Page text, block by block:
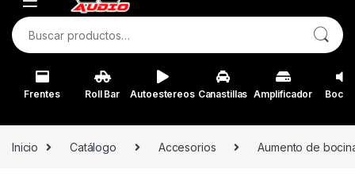
Buscar por:
Frentes Roll Bar Autoestereos Canastillas Amplificador
Inicio Catálogo Accesorios Aumento de